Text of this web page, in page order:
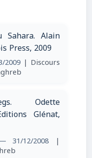
Sahara. Alain
Press, 2009
| Discours
Odette
Glénat,
12/2008 |